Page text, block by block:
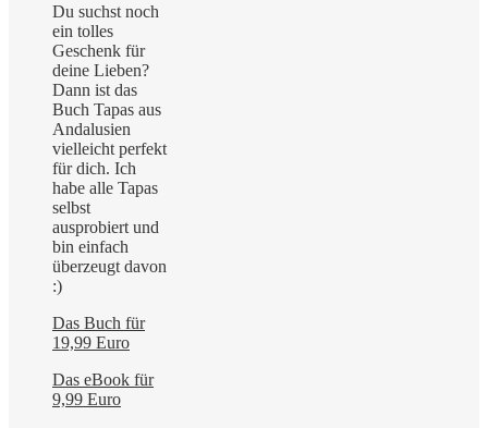
Du suchst noch
ein tolles
Geschenk für
deine Lieben?
Dann ist das
Buch Tapas aus
Andalusien
vielleicht perfekt
für dich. Ich
habe alle Tapas
selbst
ausprobiert und
bin einfach
überzeugt davon
:)
Das Buch für
19,99 Euro
Das eBook für
9,99 Euro